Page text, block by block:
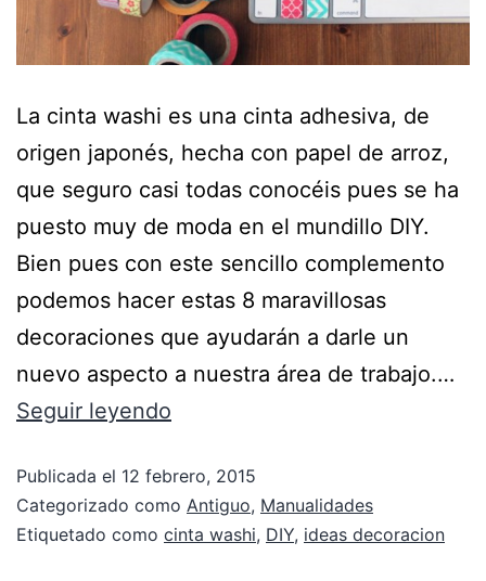
La cinta washi es una cinta adhesiva, de
origen japonés, hecha con papel de arroz,
que seguro casi todas conocéis pues se ha
puesto muy de moda en el mundillo DIY.
Bien pues con este sencillo complemento
podemos hacer estas 8 maravillosas
decoraciones que ayudarán a darle un
nuevo aspecto a nuestra área de trabajo.…
Seguir leyendo
Publicada el 12 febrero, 2015
Categorizado como Antiguo, Manualidades
Etiquetado como cinta washi, DIY, ideas decoracion